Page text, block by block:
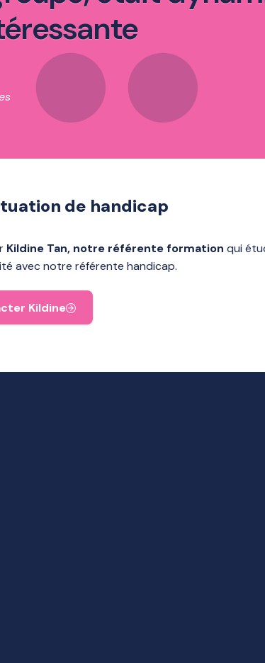
de handicap
Kildine Tan, notre référente formation qui
avec notre référente handicap.
Kildine